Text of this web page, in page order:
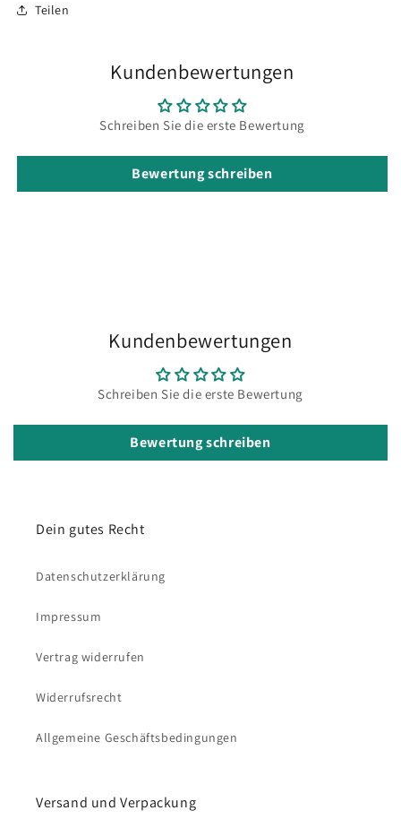
Teilen
Kundenbewertungen
Schreiben Sie die erste Bewertung
Bewertung schreiben
Kundenbewertungen
Schreiben Sie die erste Bewertung
Bewertung schreiben
Dein gutes Recht
Datenschutzerklärung
Impressum
Vertrag widerrufen
Widerrufsrecht
Allgemeine Geschäftsbedingungen
Versand und Verpackung